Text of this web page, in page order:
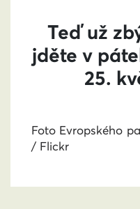
Teď už
jděte v
25.
Foto Evropského
/ Flickr